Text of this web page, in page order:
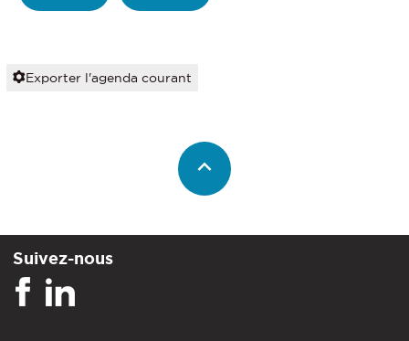
Exporter l'agenda courant
Suivez-nous